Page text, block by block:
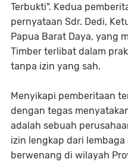
Terbukti". Kedua
pernyataan Sdr. Dedi,
Papua Barat Daya, yang
Timber terlibat dalam
tanpa izin yang sah.
Menyikapi pemberitaan
dengan tegas
adalah sebuah
izin lengkap dari
berwenang di wilayah